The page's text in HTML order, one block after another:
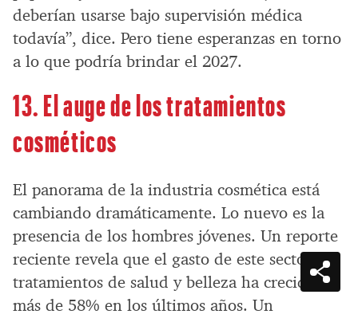
deberían usarse bajo supervisión médica
todavía”, dice. Pero tiene esperanzas en torno
a lo que podría brindar el 2027.
13. El auge de los tratamientos
cosméticos
El panorama de la industria cosmética está
cambiando dramáticamente. Lo nuevo es la
presencia de los hombres jóvenes. Un reporte
reciente revela que el gasto de este sector en
tratamientos de salud y belleza ha crecido
más de 58% en los últimos años. Un